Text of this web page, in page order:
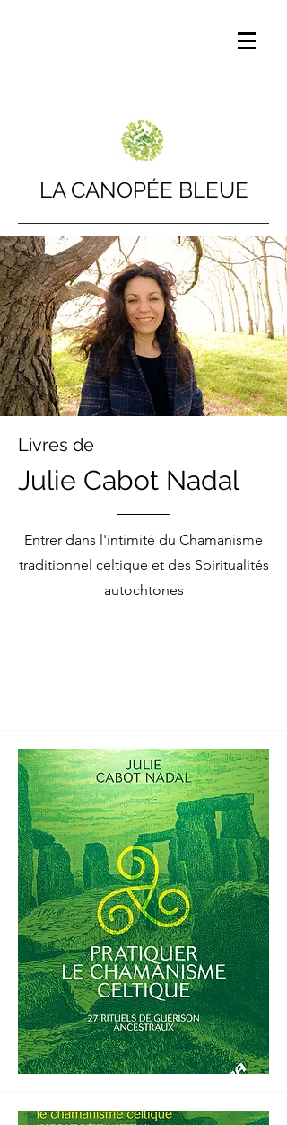
LA CANOPÉE BLEUE
Livres de
Julie Cabot Nadal
Entrer dans l'intimité du Chamanisme
traditionnel celtique et des Spiritualités
autochtones